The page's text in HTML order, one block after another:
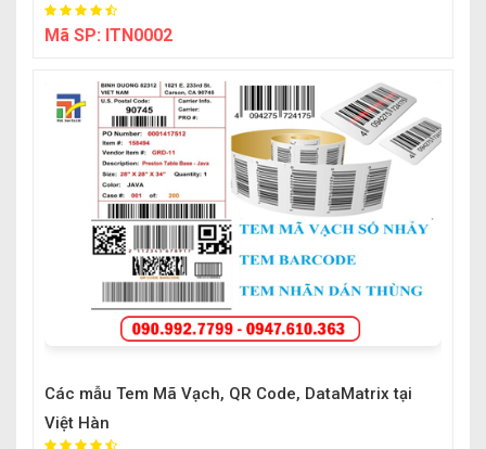
Mã SP: ITN0002
Các mẫu Tem Mã Vạch, QR Code, DataMatrix tại
Việt Hàn